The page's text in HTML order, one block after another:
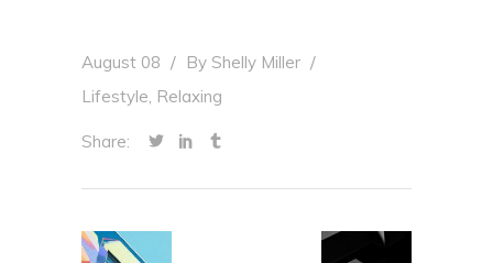
August 08 By Shelly Miller
Lifestyle Relaxing
Share: